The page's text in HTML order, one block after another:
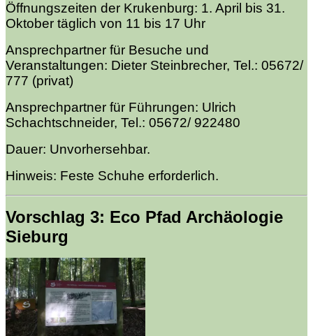
Öffnungszeiten der Krukenburg: 1. April bis 31.
Oktober täglich von 11 bis 17 Uhr
Ansprechpartner für Besuche und
Veranstaltungen: Dieter Steinbrecher, Tel.: 05672/
777 (privat)
Ansprechpartner für Führungen: Ulrich
Schachtschneider, Tel.: 05672/ 922480
Dauer: Unvorhersehbar.
Hinweis: Feste Schuhe erforderlich.
Vorschlag 3: Eco Pfad Archäologie
Sieburg